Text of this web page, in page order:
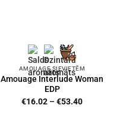
AMOUAGE SIEVIETĒM
Amouage Interlude Woman
EDP
€16.02 – €53.40Price